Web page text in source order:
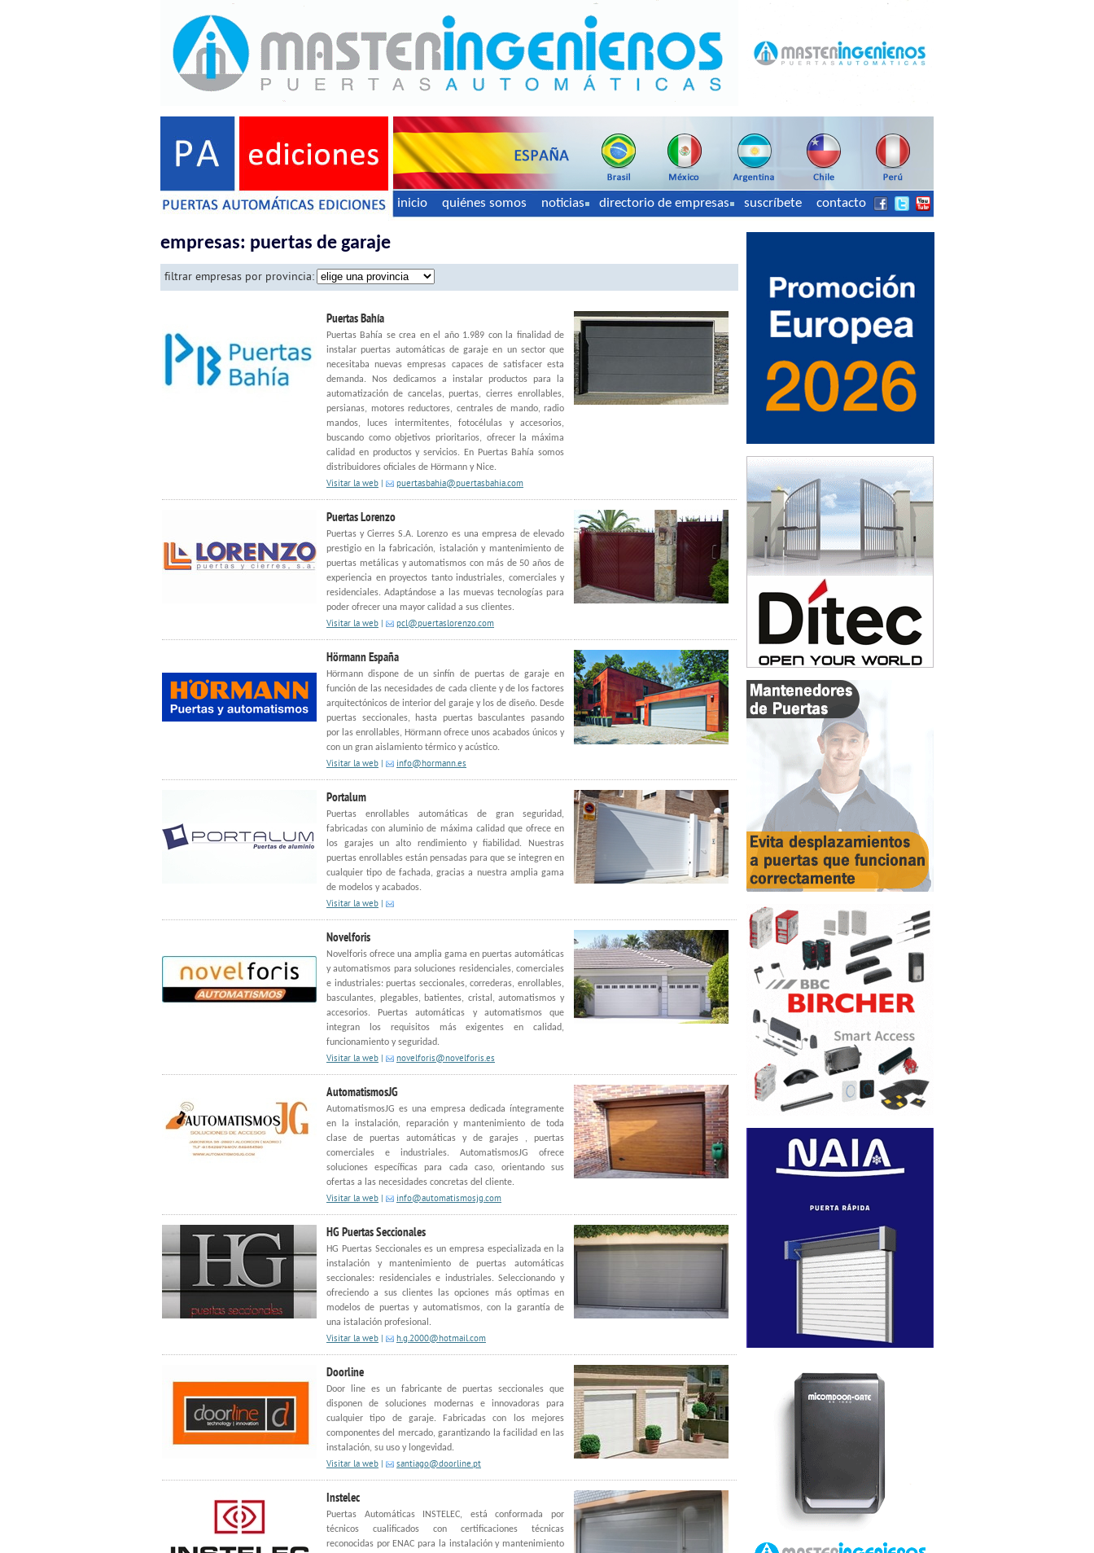
inicio quiénes somos noticias directorio de empresas suscríbete contacto
empresas: puertas de garaje
filtrar empresas por provincia:
Puertas Bahía
Puertas Bahía se crea en el año 1.989 con la finalidad de
instalar puertas automáticas de garaje en un sector que
necesitaba nuevas empresas capaces de satisfacer esta
demanda. Nos dedicamos a instalar productos para la
automatización de cancelas, puertas, cierres enrollables,
persianas, motores reductores, centrales de mando, radio
mandos, luces intermitentes, fotocélulas y accesorios,
buscando como objetivos prioritarios, ofrecer la máxima
calidad en productos y servicios. En Puertas Bahía somos
distribuidores oficiales de Hörmann y Nice.
Visitar la web | puertasbahia@puertasbahia.com
Puertas Lorenzo
Puertas y Cierres S.A. Lorenzo es una empresa de elevado
prestigio en la fabricación, istalación y mantenimiento de
puertas metálicas y automatismos con más de 50 años de
experiencia en proyectos tanto industriales, comerciales y
residenciales. Adaptándose a las muevas tecnologías para
poder ofrecer una mayor calidad a sus clientes.
Visitar la web | pcl@puertaslorenzo.com
Hörmann España
Hörmann dispone de un sinfín de puertas de garaje en
función de las necesidades de cada cliente y de los factores
arquitectónicos de interior del garaje y los de diseño. Desde
puertas seccionales, hasta puertas basculantes pasando
por las enrollables, Hörmann ofrece unos acabados únicos y
con un gran aislamiento térmico y acústico.
Visitar la web | info@hormann.es
Portalum
Puertas enrollables automáticas de gran seguridad,
fabricadas con aluminio de máxima calidad que ofrece en
los garajes un alto rendimiento y fiabilidad. Nuestras
puertas enrollables están pensadas para que se integren en
cualquier tipo de fachada, gracias a nuestra amplia gama
de modelos y acabados.
Visitar la web |
Novelforis
Novelforis ofrece una amplia gama en puertas automáticas
y automatismos para soluciones residenciales, comerciales
e industriales: puertas seccionales, correderas, enrollables,
basculantes, plegables, batientes, cristal, automatismos y
accesorios. Puertas automáticas y automatismos que
integran los requisitos más exigentes en calidad,
funcionamiento y seguridad.
Visitar la web | novelforis@novelforis.es
AutomatismosJG
AutomatismosJG es una empresa dedicada íntegramente
en la instalación, reparación y mantenimiento de toda
clase de puertas automáticas y de garajes , puertas
comerciales e industriales. AutomatismosJG ofrece
soluciones específicas para cada caso, orientando sus
ofertas a las necesidades concretas del cliente.
Visitar la web | info@automatismosjg.com
HG Puertas Seccionales
HG Puertas Seccionales es un empresa especializada en la
instalación y mantenimiento de puertas automáticas
seccionales: residenciales e industriales. Seleccionando y
ofreciendo a sus clientes las opciones más optimas en
modelos de puertas y automatismos, con la garantía de
una istalación profesional.
Visitar la web | h.g.2000@hotmail.com
Doorline
Door line es un fabricante de puertas seccionales que
disponen de soluciones modernas e innovadoras para
cualquier tipo de garaje. Fabricadas con los mejores
componentes del mercado, garantizando la facilidad en las
instalación, su uso y longevidad.
Visitar la web | santiago@doorline.pt
Instelec
Puertas Automáticas INSTELEC, está conformada por
técnicos cualificados con certificaciones técnicas
reconocidas por ENAC para la instalación y mantenimiento